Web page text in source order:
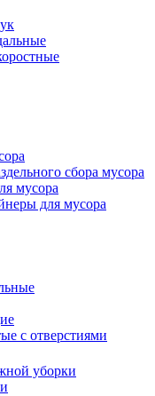
сбора мусора
мусора
для мусора
с отверстиями
уборки